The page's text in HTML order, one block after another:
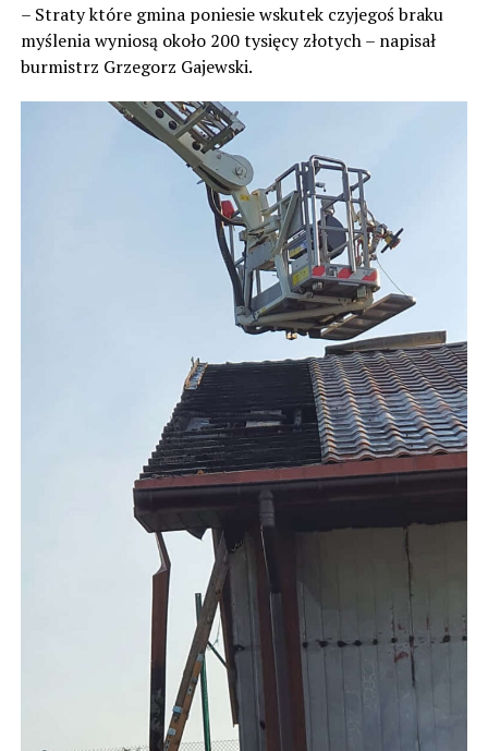
– Straty które gmina poniesie wskutek czyjegoś braku
myślenia wyniosą około 200 tysięcy złotych – napisał
burmistrz Grzegorz Gajewski.